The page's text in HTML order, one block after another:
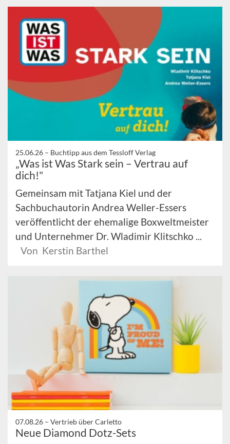
25.06.26 – Buchtipp aus dem Tessloff Verlag
„Was ist Was Stark sein – Vertrau auf
dich!"
Gemeinsam mit Tatjana Kiel und der
Sachbuchautorin Andrea Weller-Essers
veröffentlicht der ehemalige Boxweltmeister
und Unternehmer Dr. Wladimir Klitschko ...
Von Kerstin Barthel
07.08.26 – Vertrieb über Carletto
Neue Diamond Dotz-Sets